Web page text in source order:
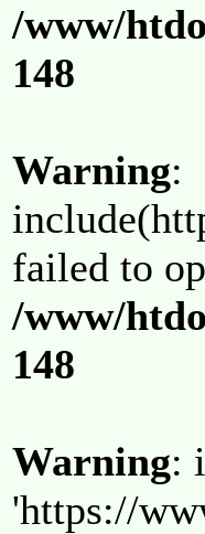
/www/
148
Warning:
failed to
/www/
148
Warning:
'https://